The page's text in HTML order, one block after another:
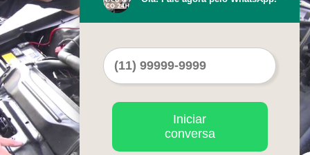
Iniciar
conversa